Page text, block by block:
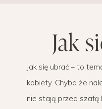
jak
Jak się ubrać – to
kobiety. Chyba że
nie stają przed szafą